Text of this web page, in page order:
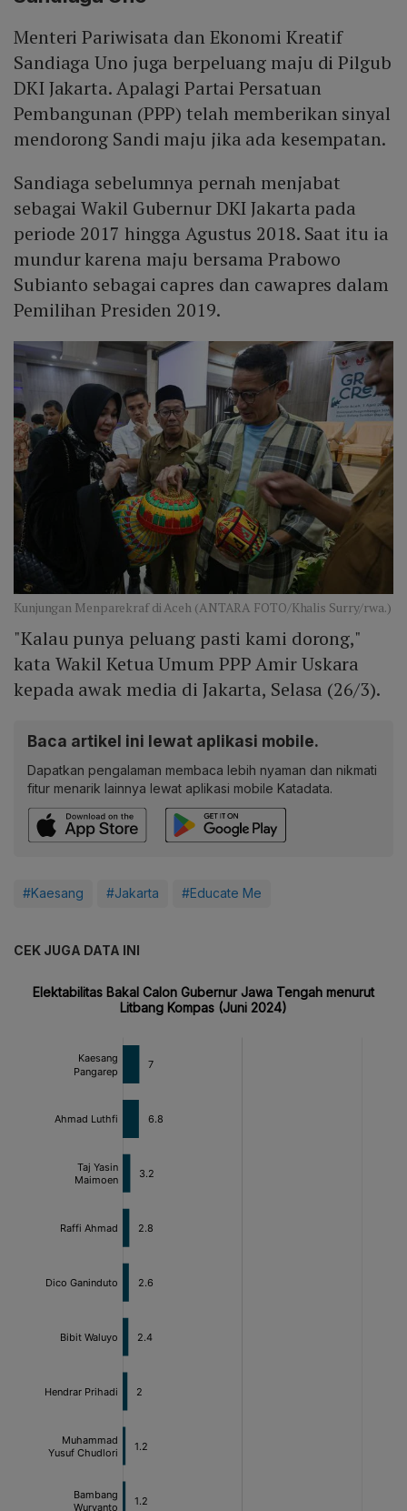
Menteri Pariwisata dan Ekonomi Kreatif
Sandiaga Uno juga berpeluang maju di Pilgub
DKI Jakarta. Apalagi Partai Persatuan
Pembangunan (PPP) telah memberikan sinyal
mendorong Sandi maju jika ada kesempatan.
Sandiaga sebelumnya pernah menjabat
sebagai Wakil Gubernur DKI Jakarta pada
periode 2017 hingga Agustus 2018. Saat itu ia
mundur karena maju bersama Prabowo
Subianto sebagai capres dan cawapres dalam
Pemilihan Presiden 2019.
Kunjungan Menparekraf di Aceh (ANTARA FOTO/Khalis Surry/rwa.)
"Kalau punya peluang pasti kami dorong,"
kata Wakil Ketua Umum PPP Amir Uskara
kepada awak media di Jakarta, Selasa (26/3).
Baca artikel ini lewat aplikasi mobile.
Dapatkan pengalaman membaca lebih nyaman dan nikmati
fitur menarik lainnya lewat aplikasi mobile Katadata.
#Kaesang #Jakarta #Educate Me
CEK JUGA DATA INI